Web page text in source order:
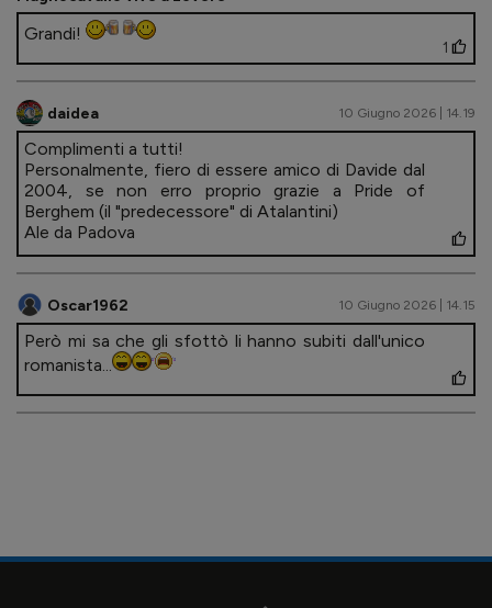
Grandi!
1
daidea 10 Giugno 2026 | 14.19
Complimenti a tutti!
Personalmente, fiero di essere amico di Davide dal
2004, se non erro proprio grazie a Pride of
Berghem (il "predecessore" di Atalantini)
Ale da Padova
Oscar1962 10 Giugno 2026 | 14.15
Però mi sa che gli sfottò li hanno subiti dall'unico
romanista...